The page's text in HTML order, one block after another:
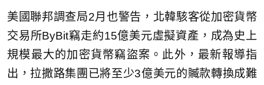
美國聯邦調查局2月也警告，北韓駭客從加密貨幣
交易所ByBit竊走約15億美元虛擬資產，成為史上
規模最大的加密貨幣竊盜案。此外，最新報導指
出，拉撒路集團已將至少3億美元的贓款轉換成難